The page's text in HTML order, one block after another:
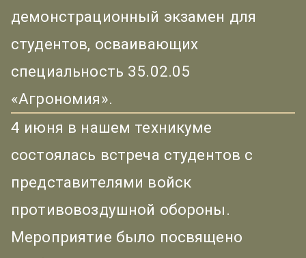
демонстрационный экзамен для
студентов, осваивающих
специальность 35.02.05
«Агрономия».
4 июня в нашем техникуме
состоялась встреча студентов с
представителями войск
противовоздушной обороны.
Мероприятие было посвящено